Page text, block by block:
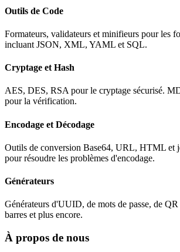
Outils de Code
Formateurs, validateurs et minifieurs pour les
incluant JSON, XML, YAML et SQL.
Cryptage et Hash
AES, DES, RSA pour le cryptage sécurisé.
pour la vérification.
Encodage et Décodage
Outils de conversion Base64, URL, HTML et
pour résoudre les problèmes d'encodage.
Générateurs
Générateurs d'UUID, de mots de passe, de QR
barres et plus encore.
À propos de nous